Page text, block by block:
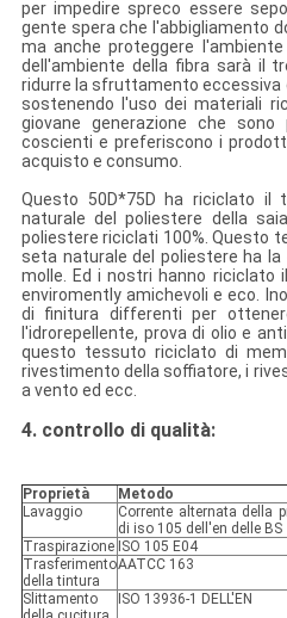
per impedire spreco essere
gente spera che l'abbigliamento
ma anche proteggere
dell'ambiente della fibra sarà il
ridurre la sfruttamento
sostenendo l'uso dei materiali
giovane generazione che
coscienti e preferiscono i
acquisto e consumo.
Questo 50D*75D ha riciclato
naturale del poliestere della
poliestere riciclati 100%. Questo
seta naturale del poliestere ha
molle. Ed i nostri hanno riciclato
enviromently amichevoli e eco.
di finitura differenti per
l'idrorepellente, prova di olio e
questo tessuto riciclato di
rivestimento della soffiatore, i
a vento ed ecc.
4. controllo di qualità:
Proprietà Metodo
Lavaggio
Corrente alternata della
di iso 105 dell'en delle BS
Traspirazione ISO 105 E04
Trasferimento
della tintura
AATCC 163
Slittamento
ISO 13936-1 DELL'EN